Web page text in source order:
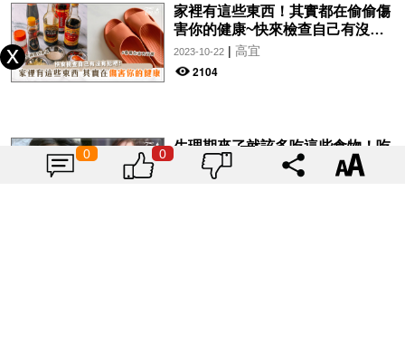
家裡有這些東西！其實都在偷偷傷
害你的健康~快來檢查自己有沒有
犯吧！
2023-10-22| 高宜
2104
生理期來了就該多吃這些食物！吃
這4種食物和經痛說再見~
0 0